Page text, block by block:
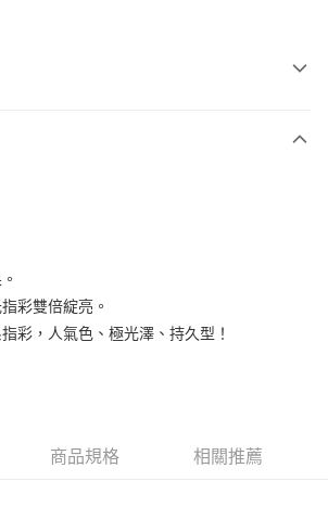
彩雙倍綻亮。
彩，人氣色、極光澤、持久型！
商品規格 相關推薦